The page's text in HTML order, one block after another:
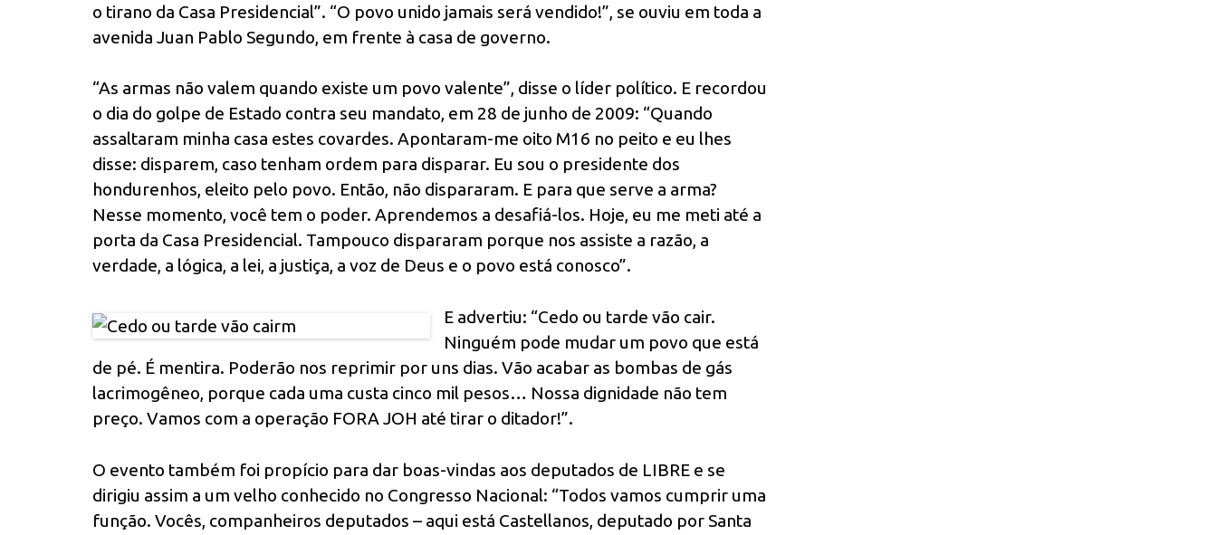
o tirano da Casa Presidencial”. “O povo unido jamais será vendido!”, se ouviu em toda a
avenida Juan Pablo Segundo, em frente à casa de governo.
“As armas não valem quando existe um povo valente”, disse o líder político. E recordou
o dia do golpe de Estado contra seu mandato, em 28 de junho de 2009: “Quando
assaltaram minha casa estes covardes. Apontaram-me oito M16 no peito e eu lhes
disse: disparem, caso tenham ordem para disparar. Eu sou o presidente dos
hondurenhos, eleito pelo povo. Então, não dispararam. E para que serve a arma?
Nesse momento, você tem o poder. Aprendemos a desafiá-los. Hoje, eu me meti até a
porta da Casa Presidencial. Tampouco dispararam porque nos assiste a razão, a
verdade, a lógica, a lei, a justiça, a voz de Deus e o povo está conosco”.
E advertiu: “Cedo ou tarde vão cair.
Ninguém pode mudar um povo que está
de pé. É mentira. Poderão nos reprimir por uns dias. Vão acabar as bombas de gás
lacrimogêneo, porque cada uma custa cinco mil pesos… Nossa dignidade não tem
preço. Vamos com a operação FORA JOH até tirar o ditador!”.
O evento também foi propício para dar boas-vindas aos deputados de LIBRE e se
dirigiu assim a um velho conhecido no Congresso Nacional: “Todos vamos cumprir uma
função. Vocês, companheiros deputados – aqui está Castellanos, deputado por Santa